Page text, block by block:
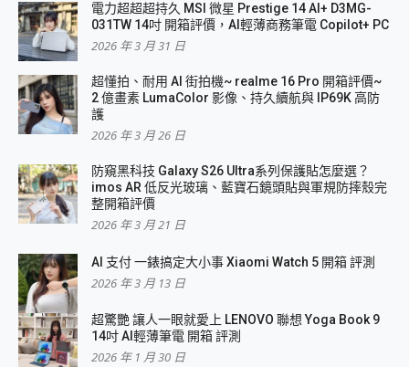
電力超超超持久 MSI 微星 Prestige 14 AI+ D3MG-
031TW 14吋 開箱評價，AI輕薄商務筆電 Copilot+ PC
2026 年 3 月 31 日
超懂拍、耐用 AI 街拍機~ realme 16 Pro 開箱評價~
2 億畫素 LumaColor 影像、持久續航與 IP69K 高防
護
2026 年 3 月 26 日
防窺黑科技 Galaxy S26 Ultra系列保護貼怎麼選？
imos AR 低反光玻璃、藍寶石鏡頭貼與軍規防摔殼完
整開箱評價
2026 年 3 月 21 日
AI 支付 一錶搞定大小事 Xiaomi Watch 5 開箱 評測
2026 年 3 月 13 日
超驚艷 讓人一眼就愛上 LENOVO 聯想 Yoga Book 9
14吋 AI輕薄筆電 開箱 評測
2026 年 1 月 30 日